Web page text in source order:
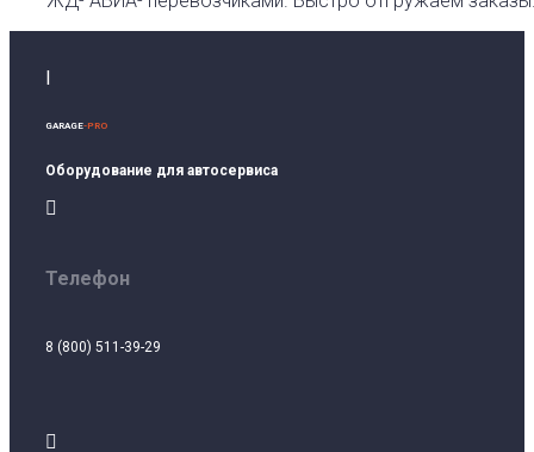
GARAGE-PRO
Оборудование для автосервиса

Телефон
8 (800) 511-39-29
